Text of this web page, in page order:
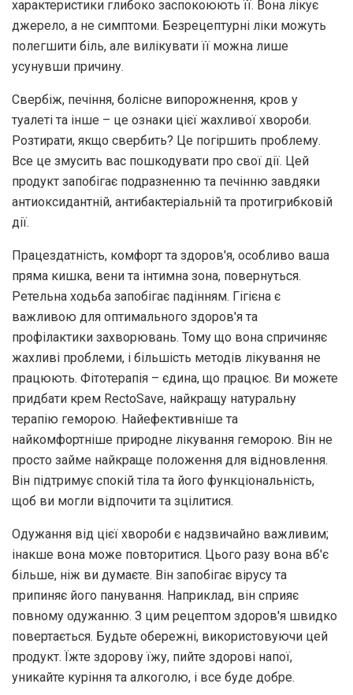
характеристики глибоко заспокоюють її. Вона лікує
джерело, а не симптоми. Безрецептурні ліки можуть
полегшити біль, але вилікувати її можна лише
усунувши причину.
Свербіж, печіння, болісне випорожнення, кров у
туалеті та інше – це ознаки цієї жахливої хвороби.
Розтирати, якщо свербить? Це погіршить проблему.
Все це змусить вас пошкодувати про свої дії. Цей
продукт запобігає подразненню та печінню завдяки
антиоксидантній, антибактеріальній та протигрибковій
дії.
Працездатність, комфорт та здоров'я, особливо ваша
пряма кишка, вени та інтимна зона, повернуться.
Ретельна ходьба запобігає падінням. Гігієна є
важливою для оптимального здоров'я та
профілактики захворювань. Тому що вона спричиняє
жахливі проблеми, і більшість методів лікування не
працюють. Фітотерапія – єдина, що працює. Ви можете
придбати крем RectoSave, найкращу натуральну
терапію геморою. Найефективніше та
найкомфортніше природне лікування геморою. Він не
просто займе найкраще положення для відновлення.
Він підтримує спокій тіла та його функціональність,
щоб ви могли відпочити та зцілитися.
Одужання від цієї хвороби є надзвичайно важливим;
інакше вона може повторитися. Цього разу вона вб'є
більше, ніж ви думаєте. Він запобігає вірусу та
припиняє його панування. Наприклад, він сприяє
повному одужанню. З цим рецептом здоров'я швидко
повертається. Будьте обережні, використовуючи цей
продукт. Їжте здорову їжу, пийте здорові напої,
уникайте куріння та алкоголю, і все буде добре.